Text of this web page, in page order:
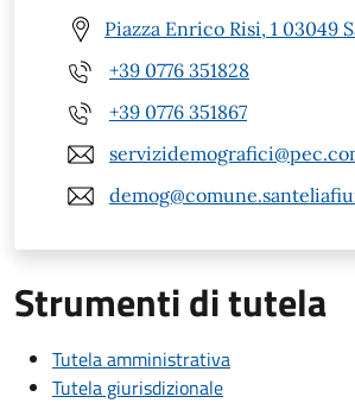
Piazza Enrico Risi, 1 03049
+39 0776 351828
+39 0776 351867
Strumenti di tutela
Tutela amministrativa
Tutela giurisdizionale